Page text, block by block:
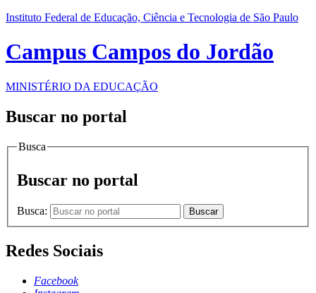
Instituto Federal de Educação, Ciência e Tecnologia de São Paulo
Campus Campos do Jordão
MINISTÉRIO DA EDUCAÇÃO
Buscar no portal
Busca
Buscar no portal
Busca: Buscar
Redes Sociais
Facebook